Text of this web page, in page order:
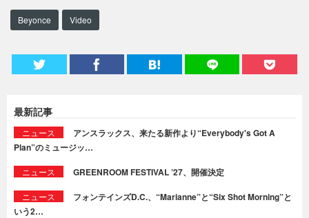
Beyonce Video
最新記事
ニュース
アンスラックス、来たる新作より“Everybody's Got A
Plan”のミュージッ…
ニュース GREENROOM FESTIVAL ’27、開催決定
ニュース
フォンテインズD.C.、“Marianne”と“Six Shot Morning”と
いう2…